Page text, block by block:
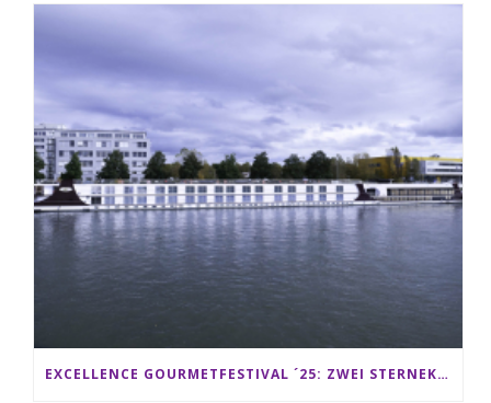
EXCELLENCE GOURMETFESTIVAL ´25: ZWEI STERNEKÖCHE ANTONIO GUIDA & DARIO MORESCO VERWÖHNEN IHRE GÄSTE AUF EINER LUXERIÖSEN SCHIFFSREISE